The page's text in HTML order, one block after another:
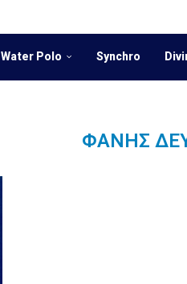
Water Polo Synchro
ΦΆΝΗΣ